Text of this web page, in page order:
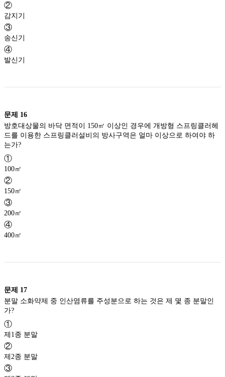
②
감지기
③
송신기
④
발신기
문제 16
방호대상물의 바닥 면적이 150㎡ 이상인 경우에 개방형 스프링클러헤
드를 이용한 스프링클러설비의 방사구역은 얼마 이상으로 하여야 하
①
100㎡
②
150㎡
③
200㎡
④
400㎡
문제 17
분말 소화약제 중 인산염류를 주성분으로 하는 것은 제 몇 종 분말인
①
제1종 분말
②
제2종 분말
③